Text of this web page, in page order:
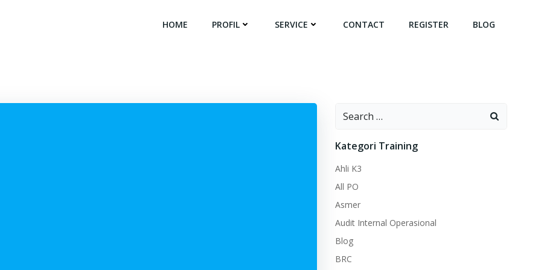
HOME PROFIL SERVICE CONTACT REGISTER BLOG
Search
Kategori Training
Ahli K3
All PO
Asmer
Audit Internal Operasional
Blog
BRC